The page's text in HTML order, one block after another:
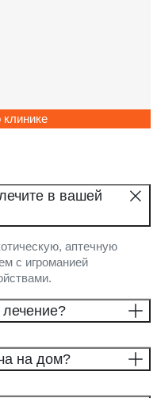
в вашей
аптечную
с игроманией
на дом?